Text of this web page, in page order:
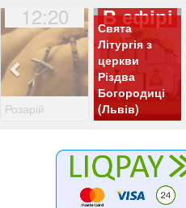
12:20
Розарій
В ефірі
Свята
Літургія з
церкви
Різдва
Богородиці
(Львів)